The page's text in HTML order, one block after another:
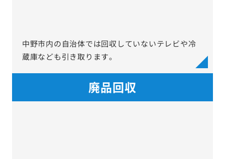
中野市内の自治体では回収していないテレビや冷
蔵庫なども引き取ります。
廃品回収